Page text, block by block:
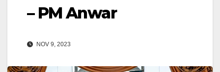
– PM Anwar
NOV 9, 2023